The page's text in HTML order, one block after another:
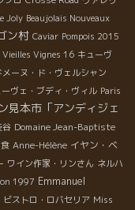
Joly Beaujolais Nouveaux
ン村 Caviar Pompois 2015
Vignes 16 キューヴ
メーヌ・ド・ヴェルシャン
ーヴェ・ブディ・ヴィル Paris
見本市「アンディジェ
谷 Domaine Jean-Baptiste
Anne-Hélène イヤン・ベ
ワイン作家・リンさん ネルハ
1997 Emmanuel
ビストロ・ロバセリア Miss